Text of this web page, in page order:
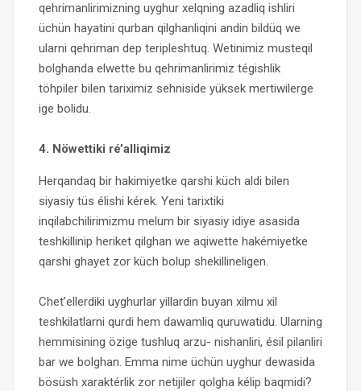
qehrimanlirimizning uyghur xelqning azadliq ishliri
üchün hayatini qurban qilghanliqini andin bildüq we
ularni qehriman dep teripleshtuq. Wetinimiz musteqil
bolghanda elwette bu qehrimanlirimiz tégishlik
töhpiler bilen tariximiz sehniside yüksek mertiwilerge
ige bolidu.
4. Nöwettiki ré’alliqimiz
Herqandaq bir hakimiyetke qarshi küch aldi bilen
siyasiy tüs élishi kérek. Yeni tarixtiki
inqilabchilirimizmu melum bir siyasiy idiye asasida
teshkillinip heriket qilghan we aqiwette hakémiyetke
qarshi ghayet zor küch bolup shekillineligen.
Chet’ellerdiki uyghurlar yillardin buyan xilmu xil
teshkilatlarni qurdi hem dawamliq quruwatidu. Ularning
hemmisining özige tushluq arzu- nishanliri, ésil pilanliri
bar we bolghan. Emma nime üchün uyghur dewasida
bösüsh xaraktérlik zor netijiler qolgha kélip baqmidi?